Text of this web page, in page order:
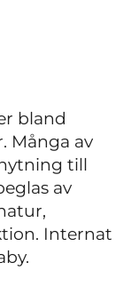
bland
Många av
till
av
Internat